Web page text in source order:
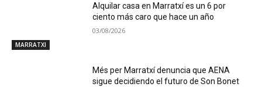
MARRATXI
Alquilar casa en Marratxí es un 6 por
ciento más caro que hace un año
03/08/2026
Més per Marratxí denuncia que AENA
sigue decidiendo el futuro de Son Bonet